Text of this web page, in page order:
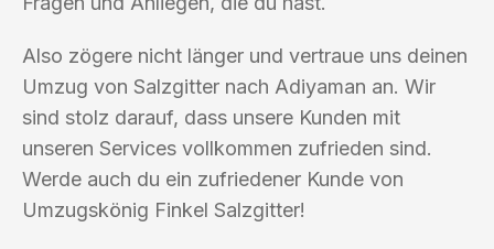
Also zögere nicht länger und vertraue uns deinen
Umzug von Salzgitter nach Adiyaman an. Wir
sind stolz darauf, dass unsere Kunden mit
unseren Services vollkommen zufrieden sind.
Werde auch du ein zufriedener Kunde von
Umzugskönig Finkel Salzgitter!